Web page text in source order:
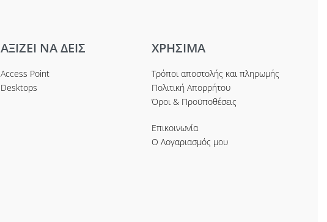
ΑΞΙΖΕΙ ΝΑ ΔΕΙΣ
Access Point
Desktops
ΧΡΗΣΙΜΑ
Τρόποι αποστολής και πληρωμής
Πολιτική Απορρήτου
Όροι & Προϋποθέσεις
Επικοινωνία
Ο Λογαριασμός μου